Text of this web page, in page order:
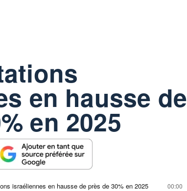
en hausse de
en 2025
israéliennes en hausse de près de 30% en 2025 00:00